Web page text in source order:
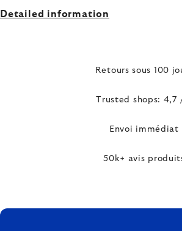
Detailed information
Retours sous 100
Trusted shops: 4,7
Envoi immédiat
50k+ avis
FOOTER